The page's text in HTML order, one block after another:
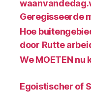
Geregisseerde
Hoe
door Rutte
We MOETEN nu
Egoistischer of